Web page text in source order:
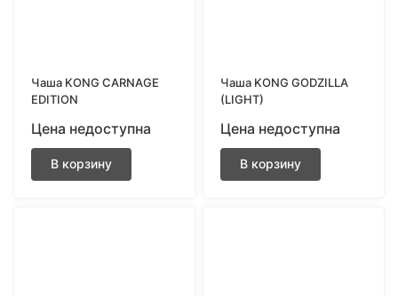
Чаша KONG CARNAGE
EDITION
Цена недоступна
В корзину
Чаша KONG GODZILLA
(LIGHT)
Цена недоступна
В корзину